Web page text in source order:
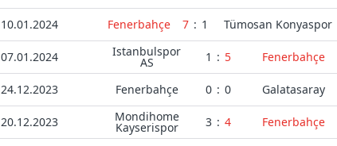
10.01.2024 Fenerbahçe 7 : 1 Tümosan Konyaspor
07.01.2024 Istanbulspor
AS 1 : 5 Fenerbahçe
24.12.2023 Fenerbahçe 0 : 0 Galatasaray
20.12.2023 Mondihome
Kayserispor 3 : 4 Fenerbahçe